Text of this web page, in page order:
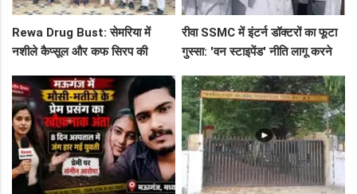
Rewa Drug Bust: सेमरिया में
नशीले कैप्सूल और कफ सिरप की
के पीछे
रीवा SSMC में इंटर्न डॉक्टरों का फूटा
गुस्सा: 'वन स्टाइपेंड' नीति लागू करने
छात्र